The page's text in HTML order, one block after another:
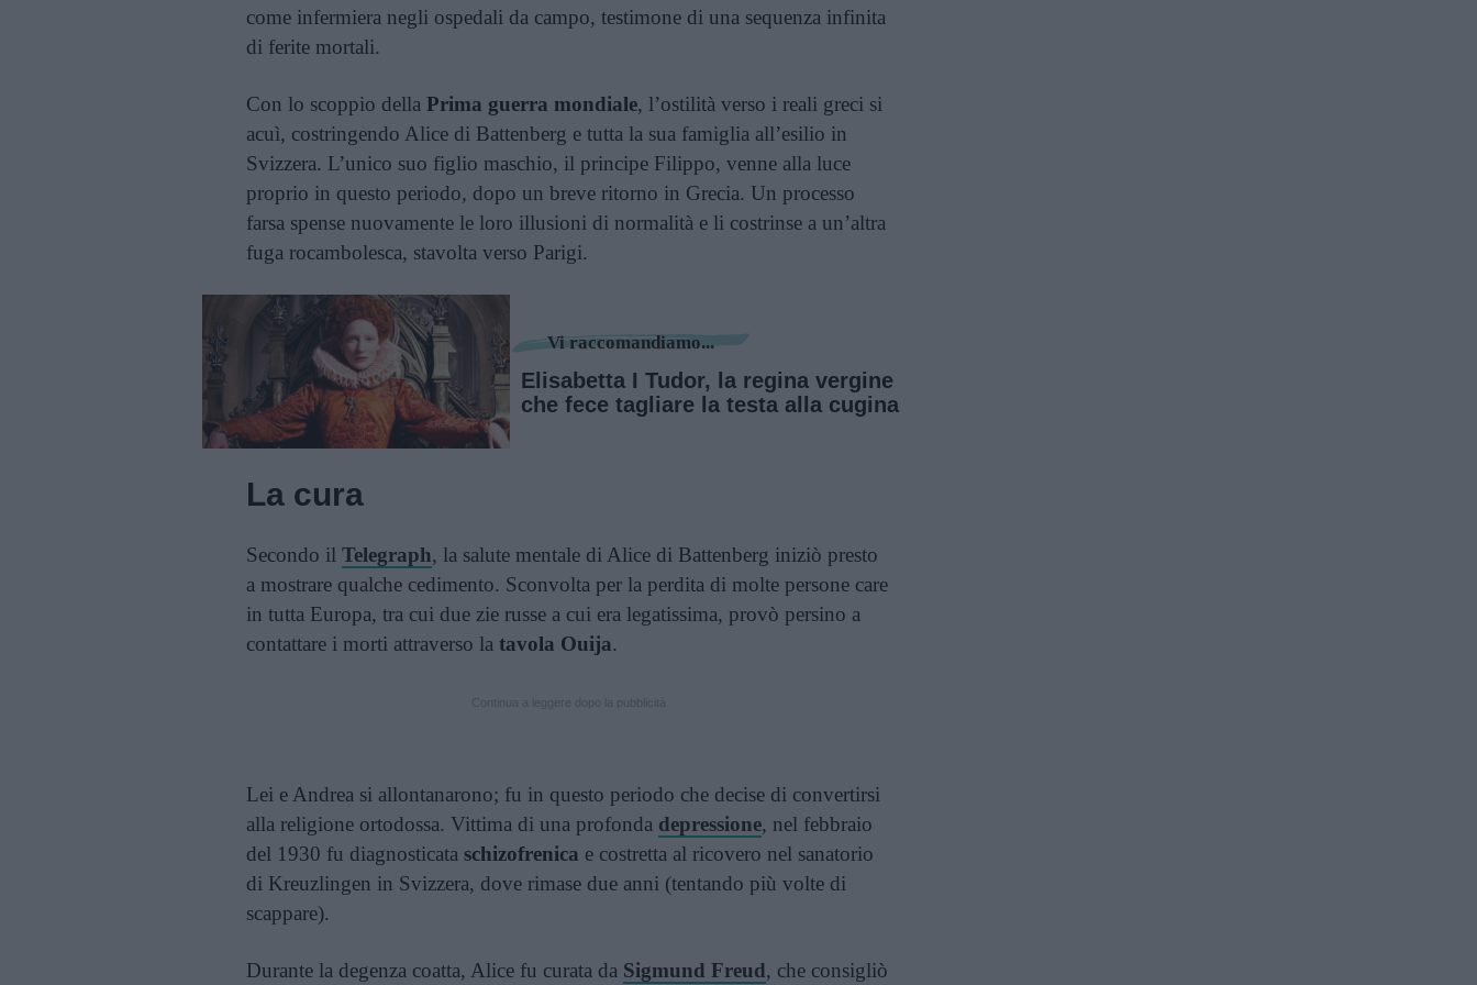
come infermiera negli ospedali da campo, testimone di una sequenza infinita
di ferite mortali.
Con lo scoppio della Prima guerra mondiale, l’ostilità verso i reali greci si
acuì, costringendo Alice di Battenberg e tutta la sua famiglia all’esilio in
Svizzera. L’unico suo figlio maschio, il principe Filippo, venne alla luce
proprio in questo periodo, dopo un breve ritorno in Grecia. Un processo
farsa spense nuovamente le loro illusioni di normalità e li costrinse a un’altra
fuga rocambolesca, stavolta verso Parigi.
Vi raccomandiamo...
Elisabetta I Tudor, la regina vergine
che fece tagliare la testa alla cugina
La cura
Secondo il Telegraph, la salute mentale di Alice di Battenberg iniziò presto
a mostrare qualche cedimento. Sconvolta per la perdita di molte persone care
in tutta Europa, tra cui due zie russe a cui era legatissima, provò persino a
contattare i morti attraverso la tavola Ouija.
Lei e Andrea si allontanarono; fu in questo periodo che decise di convertirsi
alla religione ortodossa. Vittima di una profonda depressione, nel febbraio
del 1930 fu diagnosticata schizofrenica e costretta al ricovero nel sanatorio
di Kreuzlingen in Svizzera, dove rimase due anni (tentando più volte di
scappare).
Durante la degenza coatta, Alice fu curata da Sigmund Freud, che consigliò